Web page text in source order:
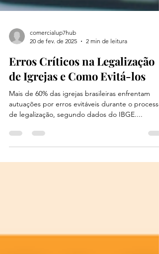
20 de fev. de 2025
2 min de leitura
Erros Críticos na Legalização
de Igrejas e Como Evitá-los
Mais de 60% das igrejas brasileiras enfrentam
de legalização, segundo dados do IBGE....